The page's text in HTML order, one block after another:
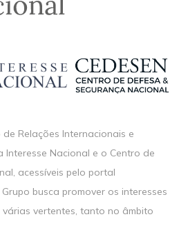
Relações Internacionais e
Interesse Nacional e o Centro de
acessíveis pelo portal
busca promover os interesses
vertentes, tanto no âmbito